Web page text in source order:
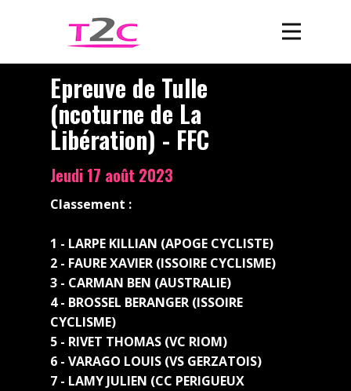
Epreuve de Tulle
(ncoturne de La
Libération) - FFC
Jeudi 17 août 2023
Classement :
1 - LARPE KILLIAN (APOGE CYCLISTE)
2 - FAURE XAVIER (ISSOIRE CYCLISME)
3 - CARMAN BEN (AUSTRALIE)
4 - BROSSEL BERANGER (ISSOIRE
CYCLISME)
5 - RIVET THOMAS (VC RIOM)
6 - VARAGO LOUIS (VS GERZATOIS)
7 - LAMY JULIEN (CC PERIGUEUX